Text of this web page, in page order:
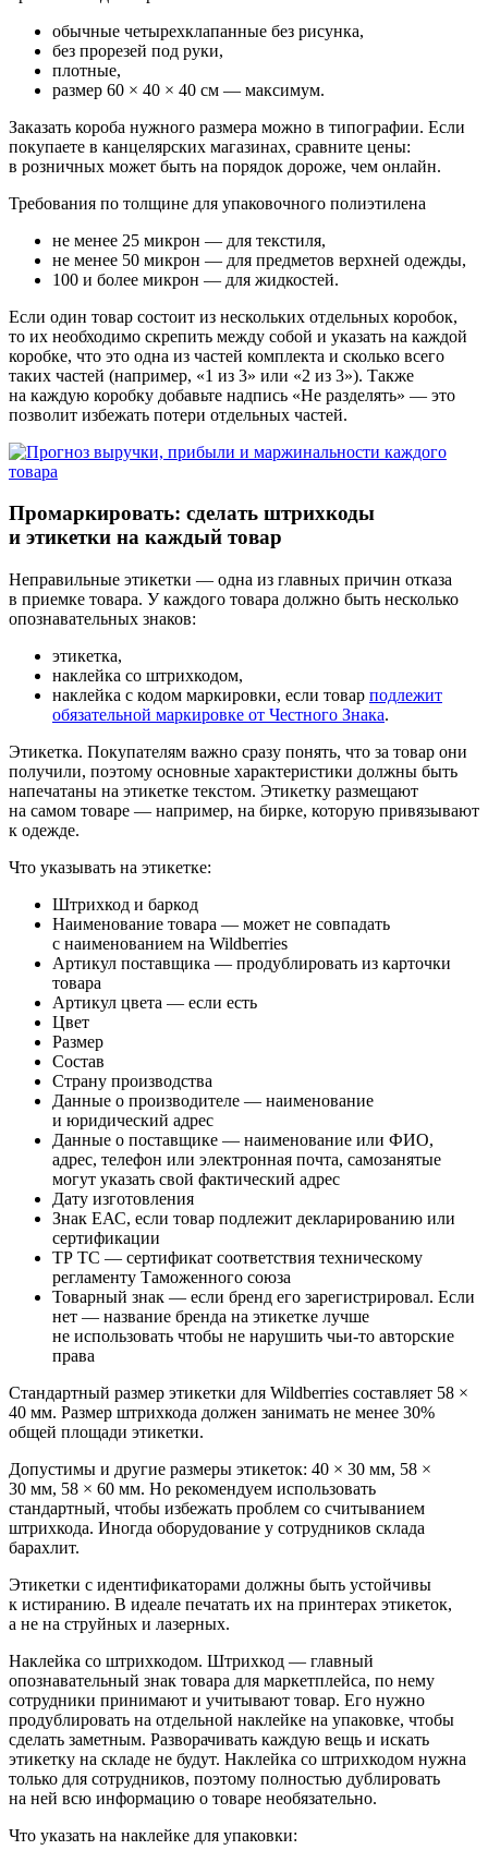
обычные четырехклапанные без рисунка,
без прорезей под руки,
плотные,
размер 60 × 40 × 40 см — максимум.
Заказать короба нужного размера можно в типографии. Если
покупаете в канцелярских магазинах, сравните цены:
в розничных может быть на порядок дороже, чем онлайн.
Требования по толщине для упаковочного полиэтилена
не менее 25 микрон — для текстиля,
не менее 50 микрон — для предметов верхней одежды,
100 и более микрон — для жидкостей.
Если один товар состоит из нескольких отдельных коробок,
то их необходимо скрепить между собой и указать на каждой
коробке, что это одна из частей комплекта и сколько всего
таких частей (например, «1 из 3» или «2 из 3»). Также
на каждую коробку добавьте надпись «Не разделять» — это
позволит избежать потери отдельных частей.
Промаркировать: сделать штрихкоды
и этикетки на каждый товар
Неправильные этикетки — одна из главных причин отказа
в приемке товара. У каждого товара должно быть несколько
опознавательных знаков:
этикетка,
наклейка со штрихкодом,
наклейка с кодом маркировки, если товар подлежит
обязательной маркировке от Честного Знака.
Этикетка. Покупателям важно сразу понять, что за товар они
получили, поэтому основные характеристики должны быть
напечатаны на этикетке текстом. Этикетку размещают
на самом товаре — например, на бирке, которую привязывают
к одежде.
Что указывать на этикетке:
Штрихкод и баркод
Наименование товара — может не совпадать
с наименованием на Wildberries
Артикул поставщика — продублировать из карточки
товара
Артикул цвета — если есть
Цвет
Размер
Состав
Страну производства
Данные о производителе — наименование
и юридический адрес
Данные о поставщике — наименование или ФИО,
адрес, телефон или электронная почта, самозанятые
могут указать свой фактический адрес
Дату изготовления
Знак ЕАС, если товар подлежит декларированию или
сертификации
ТР ТС — сертификат соответствия техническому
регламенту Таможенного союза
Товарный знак — если бренд его зарегистрировал. Если
нет — название бренда на этикетке лучше
не использовать чтобы не нарушить чьи-то авторские
права
Стандартный размер этикетки для Wildberries составляет 58 ×
40 мм. Размер штрихкода должен занимать не менее 30%
общей площади этикетки.
Допустимы и другие размеры этикеток: 40 × 30 мм, 58 ×
30 мм, 58 × 60 мм. Но рекомендуем использовать
стандартный, чтобы избежать проблем со считыванием
штрихкода. Иногда оборудование у сотрудников склада
барахлит.
Этикетки с идентификаторами должны быть устойчивы
к истиранию. В идеале печатать их на принтерах этикеток,
а не на струйных и лазерных.
Наклейка со штрихкодом. Штрихкод — главный
опознавательный знак товара для маркетплейса, по нему
сотрудники принимают и учитывают товар. Его нужно
продублировать на отдельной наклейке на упаковке, чтобы
сделать заметным. Разворачивать каждую вещь и искать
этикетку на складе не будут. Наклейка со штрихкодом нужна
только для сотрудников, поэтому полностью дублировать
на ней всю информацию о товаре необязательно.
Что указать на наклейке для упаковки: